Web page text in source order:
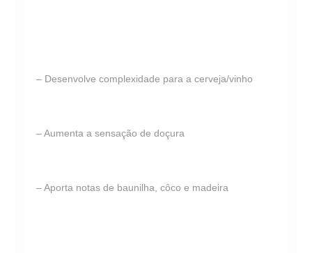
– Desenvolve complexidade para a cerveja/vinho
– Aumenta a sensação de doçura
– Aporta notas de baunilha, côco e madeira